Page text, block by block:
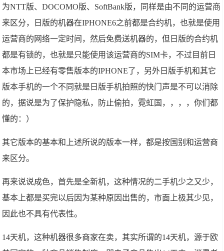
为NTT版、DOCOMO版、SoftBank版，同样是由不同的运营商
来区分，日版的机器在IPHONE6之前都是合约机，也就是使用
运营商的网络一定时间，然后免费送机器的，但日版的合约机
都是有锁的，也就是只能使用该运营商的SIM卡，不过目前日
本市场上已经有零售版本的IPHONE了，另外日版手机和其它
版本手机的一个不同就是日版手机拍照的快门声是不可以消除
的，据说是为了保护隐私，防止偷拍，霓虹国，，，，你们都
懂的：）
其它版本的基本和上述所说的版本一样，都是按国别和运营商
来区分。
再来说说成色，首先是全新机，这种情况的二手机少之又少，
基本上都是买完以后因为某种原因出售的，市面上极其少见，
因此也不具有代表性。
14天机，这种机器很多商家在卖，其实所谓的14天机，源于欧